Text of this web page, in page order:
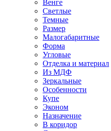
Венге
Светлые
Темные
Размер
Малогабаритные
Форма
Угловые
Отделка и материал
Из МДФ
Зеркальные
Особенности
Купе
Эконом
Назначение
В коридор